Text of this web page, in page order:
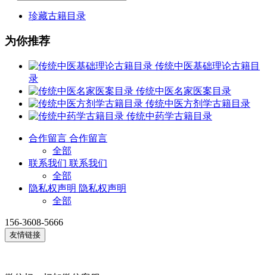
珍藏古籍目录
为你推荐
传统中医基础理论古籍目
录
传统中医名家医案目录
传统中医方剂学古籍目录
传统中药学古籍目录
合作留言 合作留言
全部
联系我们 联系我们
全部
隐私权声明 隐私权声明
全部
156-3608-5666
友情链接